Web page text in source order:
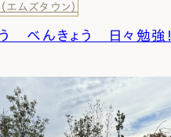
ムズタウン）
べんきょう 日々勉強！